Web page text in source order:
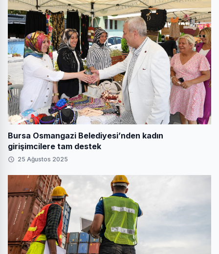
Bursa Osmangazi Belediyesi’nden kadın
girişimcilere tam destek
25 Ağustos 2025